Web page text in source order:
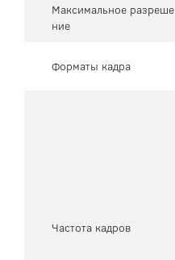
Максимальное разреше
ние
Форматы кадра
Частота кадров